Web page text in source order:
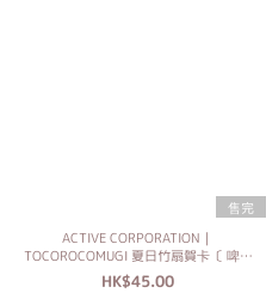
售完
ACTIVE CORPORATION｜
TOCOROCOMUGI 夏日竹扇賀卡〔 啤酒
〕
HK$45.00